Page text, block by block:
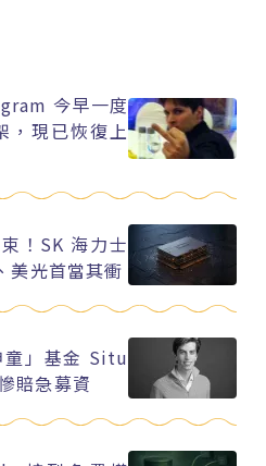
今早一度
，現已恢復上
！SK 海力士
美光首當其衝
童」基金 Situ
賠急募資